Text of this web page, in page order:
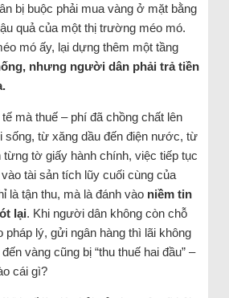
bị buộc phải mua vàng ở mặt bằng
quả của một thị trường méo mó.
mó ấy, lại dựng thêm một tầng
nhưng người dân phải trả tiền
mà thuế – phí đã chồng chất lên
sống, từ xăng dầu đến điện nước, từ
từng tờ giấy hành chính, việc tiếp tục
tài sản tích lũy cuối cùng của
là tận thu, mà là đánh vào niềm tin
lại. Khi người dân không còn chỗ
pháp lý, gửi ngân hàng thì lãi không
vàng cũng bị “thu thuế hai đầu” –
cái gì?